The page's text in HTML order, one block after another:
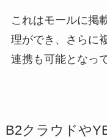
これはモールに掲
理ができ、さらに
連携も可能となっ
B2クラウドや